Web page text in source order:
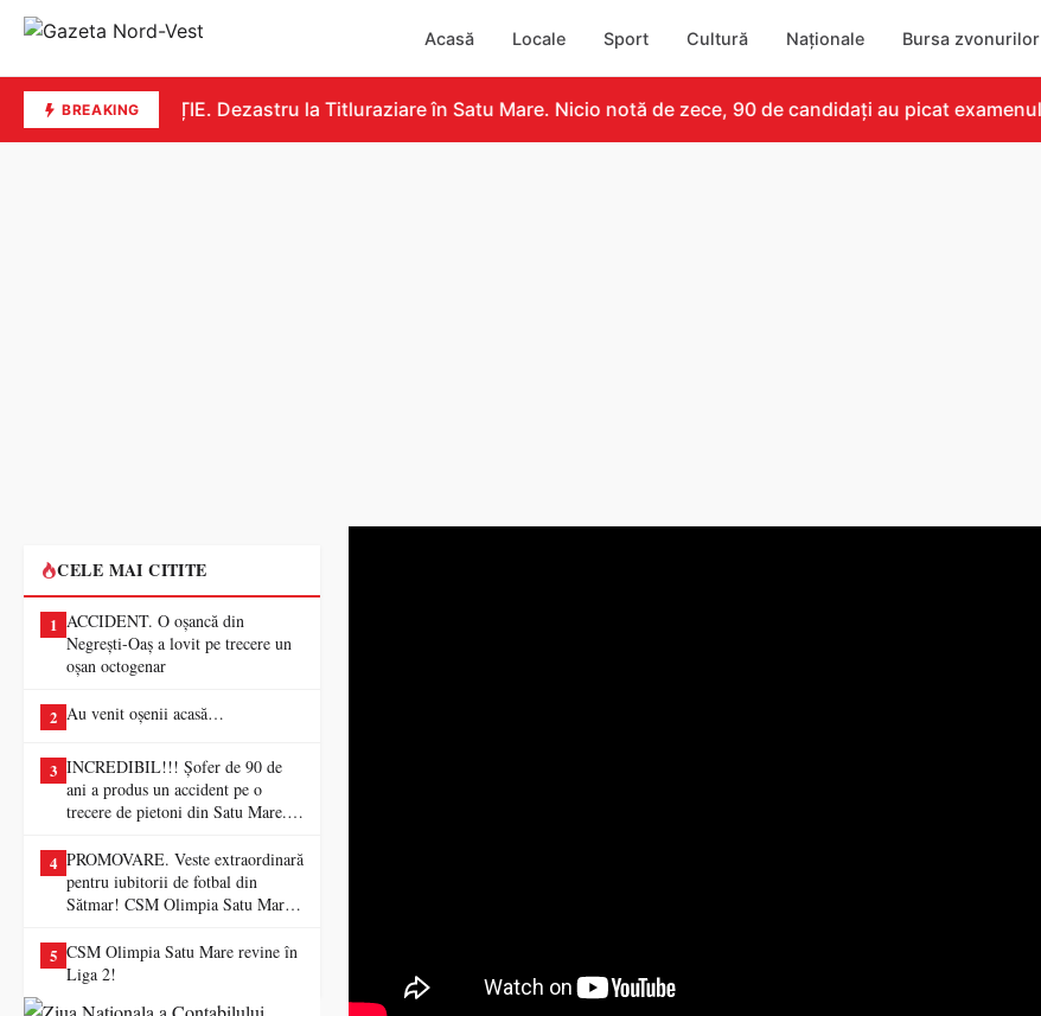
Acasă Locale Sport Cultură Naționale Bursa zvonurilor
BREAKING
EDUCAȚIE. Dezastru la Titluraziare în Satu Mare. Nicio notă de zece, 90 de candidați au picat examenul
CELE MAI CITITE
1 ACCIDENT. O oșancă din
Negrești-Oaș a lovit pe trecere un
oșan octogenar
2 Au venit oșenii acasă…
3 INCREDIBIL!!! Șofer de 90 de
ani a produs un accident pe o
trecere de pietoni din Satu Mare. O
4 PROMOVARE. Veste extraordinară
pentru iubitorii de fotbal din
Sătmar! CSM Olimpia Satu Mare
5 CSM Olimpia Satu Mare revine în
Liga 2!